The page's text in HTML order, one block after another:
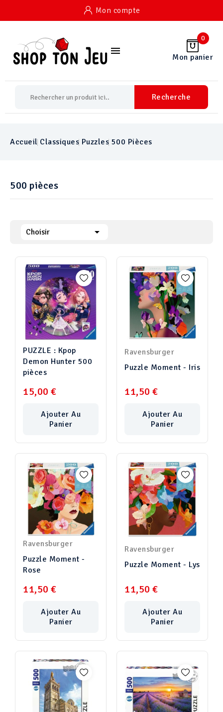
Mon compte

0
Mon panier
Recherche
Accueil Classiques Puzzles 500 Pièces
500 pièces
Choisir 
PUZZLE : Kpop
Demon Hunter 500
pièces
15,00 €
Ajouter Au
Panier
Ravensburger
Puzzle Moment - Iris
11,50 €
Ajouter Au
Panier
Ravensburger
Puzzle Moment -
Rose
11,50 €
Ajouter Au
Panier
Ravensburger
Puzzle Moment - Lys
11,50 €
Ajouter Au
Panier